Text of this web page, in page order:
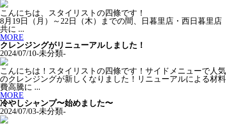
こんにちは、スタイリストの四條です！
8月19日（月）～22日（木）までの間、日暮里店・西日暮里店
共に ...
MORE
クレンジングがリニューアルしました！
2024/07/10-未分類-
こんにちは！スタイリストの四條です！サイドメニューで人気
のクレンジングが新しくなりました！リニューアルによる材料
費高騰に ...
MORE
冷やしシャンプ〜始めました〜
2024/07/03-未分類-